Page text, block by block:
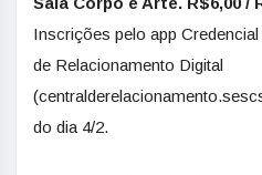
Inscrições pelo app
de Relacionamento Digital
do dia 4/2.